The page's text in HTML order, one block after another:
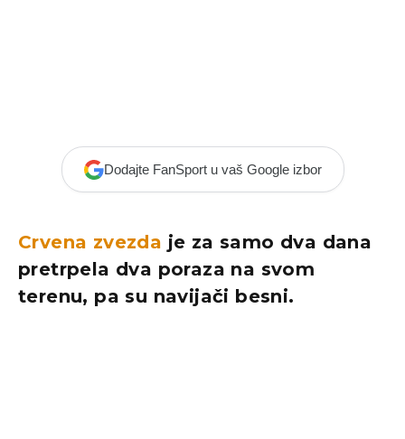
Dodajte FanSport u vaš Google izbor
Crvena zvezda je za samo dva dana
pretrpela dva poraza na svom
terenu, pa su navijači besni.